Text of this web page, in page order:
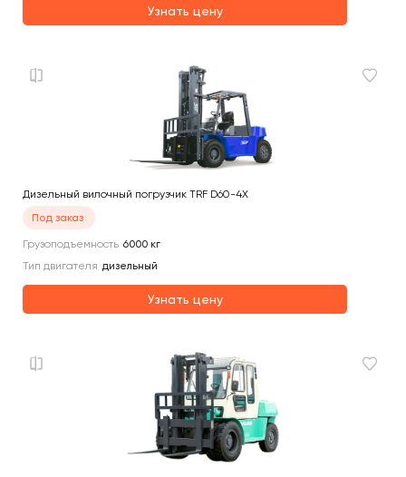
Узнать цену
Дизельный вилочный погрузчик TRF D60-4X
Под заказ
Грузоподъемность 6000 кг
Тип двигателя дизельный
Узнать цену